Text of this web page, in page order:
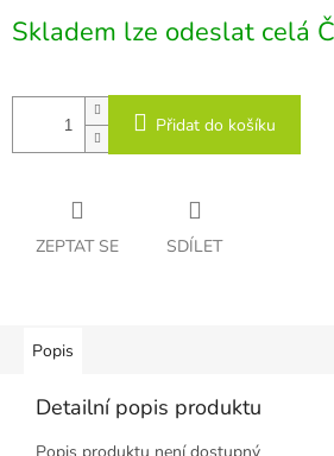
cena:
Skladem lze odeslat celá
Přidat do košíku
ZEPTAT SE SDÍLET
Popis
Detailní popis produktu